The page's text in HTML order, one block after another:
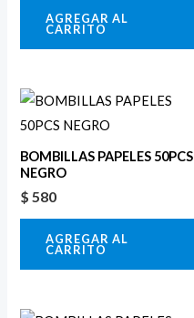
AGREGAR AL
CARRITO
BOMBILLAS PAPELES 50PCS
NEGRO
$ 580
AGREGAR AL
CARRITO